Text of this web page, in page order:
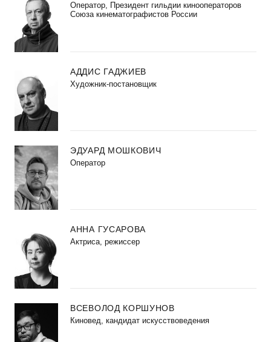
Оператор, Президент гильдии кинооператоров
Союза кинематографистов России
АДДИС ГАДЖИЕВ
Художник-постановщик
ЭДУАРД МОШКОВИЧ
Оператор
АННА ГУСАРОВА
Актриса, режиссер
ВСЕВОЛОД КОРШУНОВ
Киновед, кандидат искусствоведения